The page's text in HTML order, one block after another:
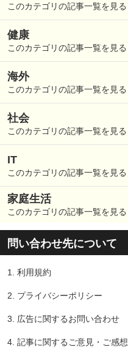
このカテゴリの記事一覧を見る
健康
このカテゴリの記事一覧を見る
海外
このカテゴリの記事一覧を見る
社会
このカテゴリの記事一覧を見る
IT
このカテゴリの記事一覧を見る
家庭生活
このカテゴリの記事一覧を見る
問い合わせ先について
1. 利用規約
2. プライバシーポリシー
3. 広告に関するお問い合わせ
4. 記事に関するご意見・ご感想